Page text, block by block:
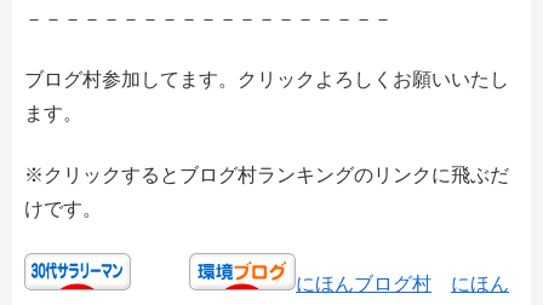
－－－－－－－－－－－－－－－－－－－
ブログ村参加してます。クリックよろしくお願いいたし
ます。
※クリックするとブログ村ランキングのリンクに飛ぶだ
けです。
にほんブログ村 にほん